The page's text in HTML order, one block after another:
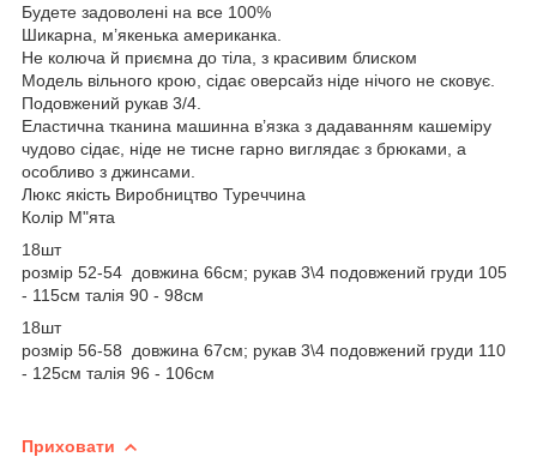
Будете задоволені на все 100%
Шикарна, м’якенька американка.
Не колюча й приємна до тіла, з красивим блиском
Модель вільного крою, сідає оверсайз ніде нічого не сковує.
Подовжений рукав 3/4.
Еластична тканина машинна в’язка з дадаванням кашеміру
чудово сідає, ніде не тисне гарно виглядає з брюками, а
особливо з джинсами.
Люкс якість Виробництво Туреччина
Колір М"ята
18шт
розмір 52-54 довжина 66см; рукав 3\4 подовжений груди 105
- 115см талія 90 - 98см
18шт
розмір 56-58 довжина 67см; рукав 3\4 подовжений груди 110
- 125см талія 96 - 106см
Приховати